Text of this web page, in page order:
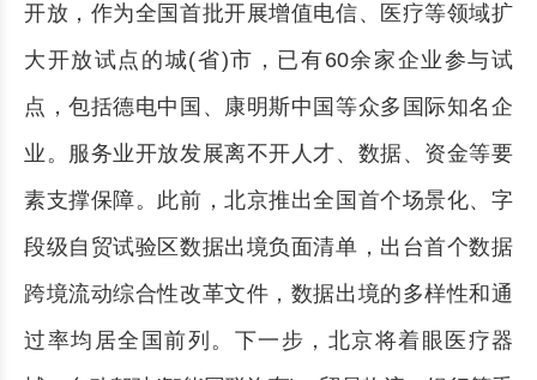
开放，作为全国首批开展增值电信、医疗等领域扩
大开放试点的城(省)市，已有60余家企业参与试
点，包括德电中国、康明斯中国等众多国际知名企
业。服务业开放发展离不开人才、数据、资金等要
素支撑保障。此前，北京推出全国首个场景化、字
段级自贸试验区数据出境负面清单，出台首个数据
跨境流动综合性改革文件，数据出境的多样性和通
过率均居全国前列。下一步，北京将着眼医疗器